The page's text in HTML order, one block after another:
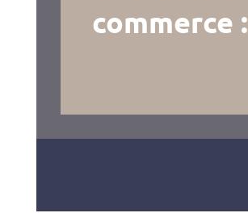
commerce :